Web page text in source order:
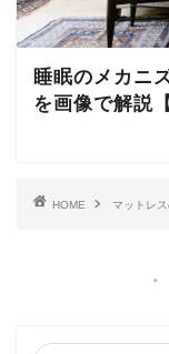
睡眠のメカニ
を画像で解説
HOME マットレ